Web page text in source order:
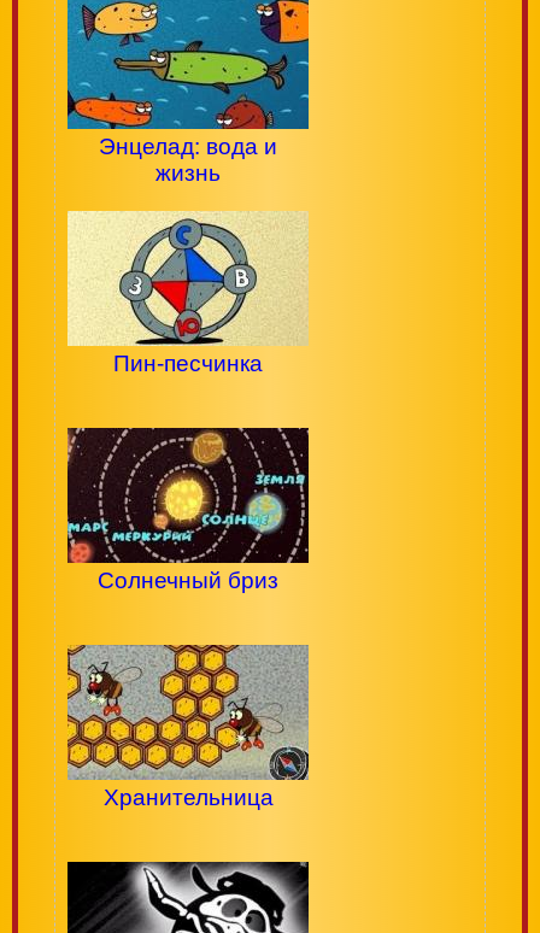
Энцелад: вода и
жизнь
Пин-песчинка
Солнечный бриз
Хранительница